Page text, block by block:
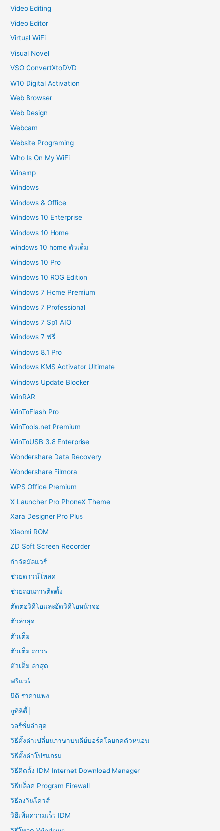
Video Editing
Video Editor
Virtual WiFi
Visual Novel
VSO ConvertXtoDVD
W10 Digital Activation
Web Browser
Web Design
Webcam
Website Programing
Who Is On My WiFi
Winamp
Windows
Windows & Office
Windows 10 Enterprise
Windows 10 Home
windows 10 home ตัวเต็ม
Windows 10 Pro
Windows 10 ROG Edition
Windows 7 Home Premium
Windows 7 Professional
Windows 7 Sp1 AIO
Windows 7 ฟรี
Windows 8.1 Pro
Windows KMS Activator Ultimate
Windows Update Blocker
WinRAR
WinToFlash Pro
WinTools.net Premium
WinToUSB 3.8 Enterprise
Wondershare Data Recovery
Wondershare Filmora
WPS Office Premium
X Launcher Pro PhoneX Theme
Xara Designer Pro Plus
Xiaomi ROM
ZD Soft Screen Recorder
กำจัดมัลแวร์
ช่วยดาวน์โหลด
ช่วยถอนการติดตั้ง
ตัดต่อวิดีโอและอัดวิดีโอหน้าจอ
ตัวล่าสุด
ตัวเต็ม
ตัวเต็ม ถาวร
ตัวเต็ม ล่าสุด
ฟรีแวร์
มิติ ราคาแพง
ยูทิลิตี้ |
วอร์ชั่นล่าสุด
วิธีตั้งค่าเปลี่ยนภาษาบนคีย์บอร์ดโดยกดตัวหนอน
วิธีตั้งค่าโปรแกรม
วิธีติดตั้ง IDM Internet Download Manager
วิธีบล็อค Program Firewall
วิธีลงวินโดวส์
วิธีเพิ่มความเร็ว IDM